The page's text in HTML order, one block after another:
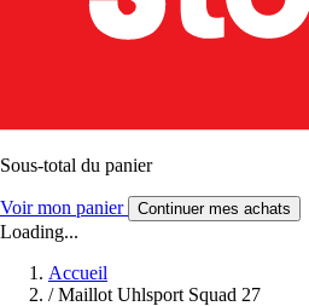
Sous-total du panier
Voir mon panier Continuer mes achats
Loading...
Accueil
/ Maillot Uhlsport Squad 27